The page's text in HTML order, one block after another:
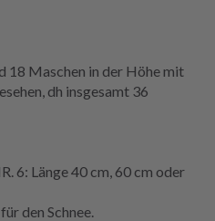
18 Maschen in der Höhe mit
dh insgesamt 36
6: Länge 40 cm, 60 cm oder
den Schnee.